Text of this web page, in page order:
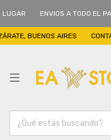
ENVIOS A TODO EL PAÍS
BUENOS AIRES